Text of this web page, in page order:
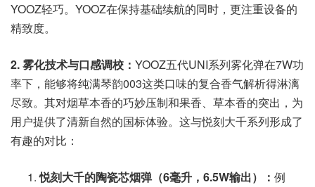
YOOZ轻巧。YOOZ在保持基础续航的同时，更注重设备的
精致度。
2. 雾化技术与口感调校： YOOZ五代UNI系列雾化弹在7W功
率下，能够将纯满琴韵003这类口味的复合香气解析得淋漓
尽致。其对烟草本香的巧妙压制和果香、草本香的突出，为
用户提供了清新自然的国标体验。这与悦刻大千系列形成了
有趣的对比：
1.悦刻大千的陶瓷芯烟弹（6毫升，6.5W输出）： 例